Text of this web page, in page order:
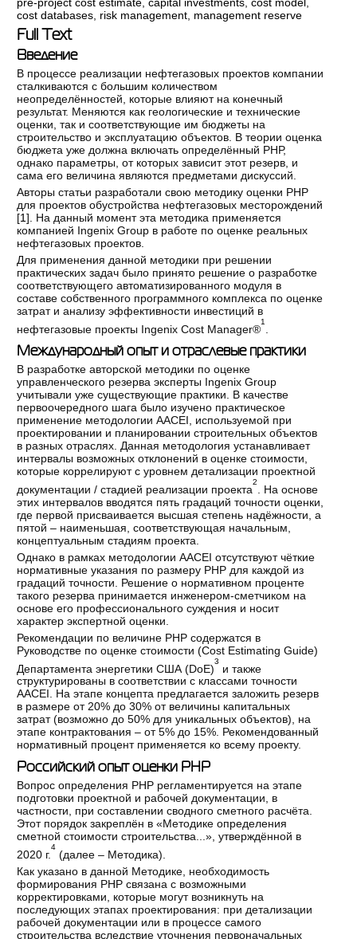
cost databases risk management management reserve
Full Text
Введение
В процессе реализации нефтегазовых проектов компании
сталкиваются с большим количеством
неопределённостей, которые влияют на конечный
результат. Меняются как геологические и технические
оценки, так и соответствующие им бюджеты на
строительство и эксплуатацию объектов. В теории оценка
бюджета уже должна включать определённый РНР,
однако параметры, от которых зависит этот резерв, и
сама его величина являются предметами дискуссий.
Авторы статьи разработали свою методику оценки РНР
для проектов обустройства нефтегазовых месторождений
[1]. На данный момент эта методика применяется
компанией Ingenix Group в работе по оценке реальных
нефтегазовых проектов.
Для применения данной методики при решении
практических задач было принято решение о разработке
соответствующего автоматизированного модуля в
составе собственного программного комплекса по оценке
затрат и анализу эффективности инвестиций в
нефтегазовые проекты Ingenix Cost Manager®
1
Международный опыт и отраслевые практики
В разработке авторской методики по оценке
управленческого резерва эксперты Ingenix Group
учитывали уже существующие практики. В качестве
первоочередного шага было изучено практическое
применение методологии AACEI, используемой при
проектировании и планировании строительных объектов
в разных отраслях. Данная методология устанавливает
интервалы возможных отклонений в оценке стоимости,
которые коррелируют с уровнем детализации проектной
документации / стадией реализации проекта
2
. На основе
этих интервалов вводятся пять градаций точности оценки,
где первой присваивается высшая степень надёжности, а
пятой – наименьшая, соответствующая начальным,
концептуальным стадиям проекта.
Однако в рамках методологии AACEI отсутствуют чёткие
нормативные указания по размеру РНР для каждой из
градаций точности. Решение о нормативном проценте
такого резерва принимается инженером-сметчиком на
основе его профессионального суждения и носит
характер экспертной оценки.
Рекомендации по величине РНР содержатся в
Руководстве по оценке стоимости (Cost Estimating Guide)
Департамента энергетики США (DoE)
3
и также
структурированы в соответствии с классами точности
AACEI. На этапе концепта предлагается заложить резерв
в размере от 20% до 30% от величины капитальных
затрат (возможно до 50% для уникальных объектов), на
этапе контрактования – от 5% до 15%. Рекомендованный
нормативный процент применяется ко всему проекту.
Российский опыт оценки РНР
Вопрос определения РНР регламентируется на этапе
подготовки проектной и рабочей документации, в
частности, при составлении сводного сметного расчёта.
Этот порядок закреплён в «Методике определения
сметной стоимости строительства...», утверждённой в
2020 г.
4
(далее – Методика).
Как указано в данной Методике, необходимость
формирования РНР связана с возможными
корректировками, которые могут возникнуть на
последующих этапах проектирования: при детализации
рабочей документации или в процессе самого
строительства вследствие уточнения первоначальных